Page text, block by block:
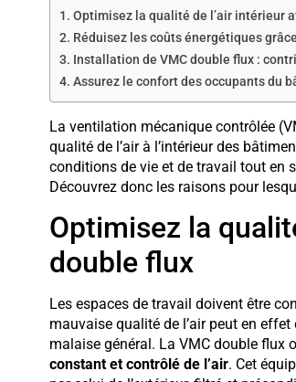
Optimisez la qualité de l’air intérieur
Réduisez les coûts énergétiques
Installation de VMC double flux :
Assurez le confort des occupants du
La ventilation mécanique contrôlée
qualité de l’air à l’intérieur des
conditions de vie et de travail tout en
Découvrez donc les raisons pour
Optimisez la
double flux
Les espaces de travail doivent être
mauvaise qualité de l’air peut en
malaise général. La VMC double flux
constant et contrôlé de l’air. Cet